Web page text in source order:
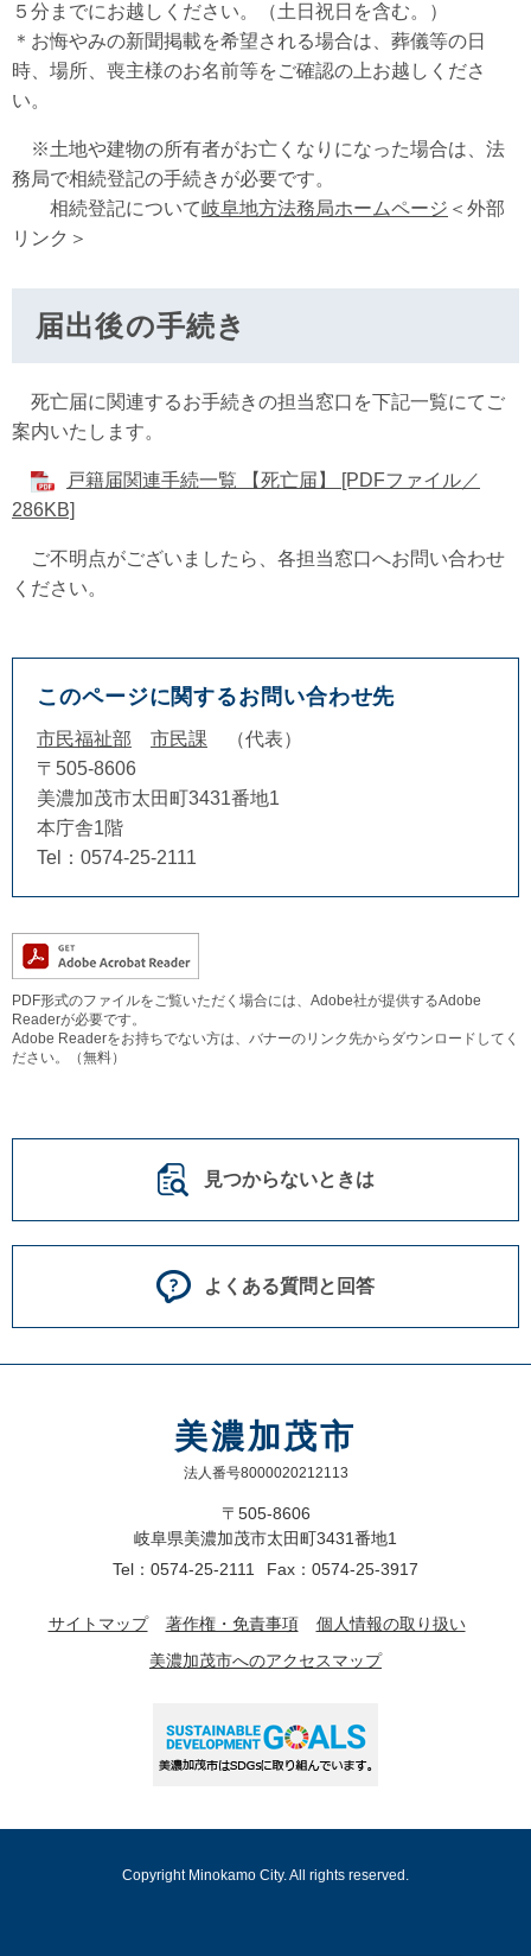
５分までにお越しください。（土日祝日を含む。）
＊お悔やみの新聞掲載を希望される場合は、葬儀等の日
時、場所、喪主様のお名前等をご確認の上お越しくださ
い。
※土地や建物の所有者がお亡くなりになった場合は、法
務局で相続登記の手続きが必要です。
相続登記について岐阜地方法務局ホームページ ＜外部
リンク＞
届出後の手続き
死亡届に関連するお手続きの担当窓口を下記一覧にてご
案内いたします。
戸籍届関連手続一覧 【死亡届】 [PDFファイル／
286KB]
ご不明点がございましたら、各担当窓口へお問い合わせ
ください。
このページに関するお問い合わせ先
市民福祉部 市民課
代表
〒505-8606
美濃加茂市太田町3431番地1
本庁舎1階
Tel：0574-25-2111
PDF形式のファイルをご覧いただく場合には、Adobe社が提供するAdobe
Readerが必要です。
Adobe Readerをお持ちでない方は、バナーのリンク先からダウンロードしてく
ださい。（無料）
見つからないときは
よくある質問と回答
美濃加茂市
法人番号8000020212113
〒505-8606
岐阜県美濃加茂市太田町3431番地1
Tel：0574-25-2111
Fax：0574-25-3917
サイトマップ 著作権・免責事項
個人情報の取り扱い
美濃加茂市へのアクセスマップ
Copyright Minokamo City. All rights reserved.